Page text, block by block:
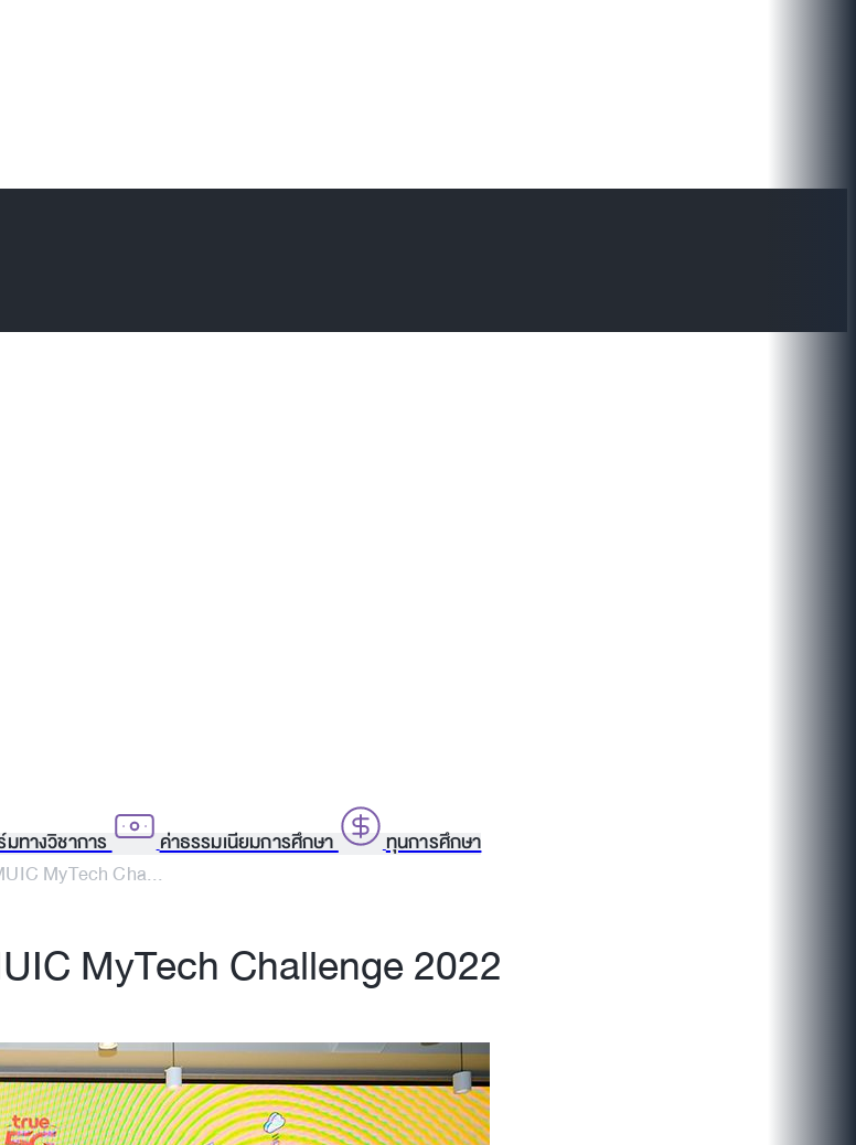
ทางวิชาการ ค่าธรรมเนียมการศึกษา
ทุนการศึกษา
MyTech Cha...
MyTech Challenge 2022